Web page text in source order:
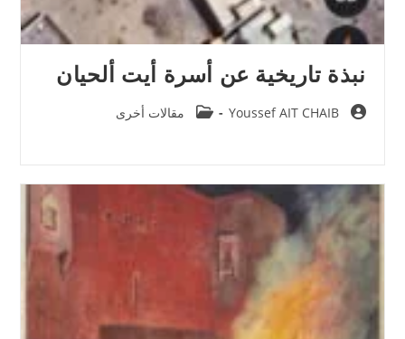
نبذة تاريخية عن أسرة أيت ألحيان
Post
Youssef AIT CHAIB
Post
مقالات أخرى